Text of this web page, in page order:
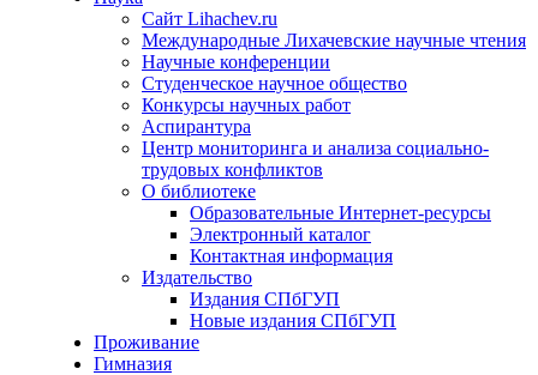
Сайт Lihachev.ru
Международные Лихачевские научные чтения
Научные конференции
Студенческое научное общество
Конкурсы научных работ
Аспирантура
Центр мониторинга и анализа социально-
трудовых конфликтов
О библиотеке
Образовательные Интернет-ресурсы
Электронный каталог
Контактная информация
Издательство
Издания СПбГУП
Новые издания СПбГУП
Проживание
Гимназия